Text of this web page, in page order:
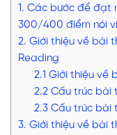
1. Các bước để đạt
300/400 điểm nói
2. Giới thiệu về bài
Reading
2.1 Giới thiệu về
2.2 Cấu trúc bài
2.3 Cấu trúc bài
3. Giới thiệu về bài